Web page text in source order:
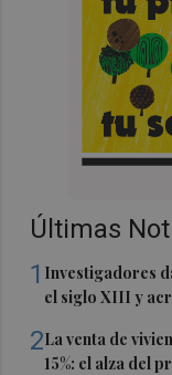
Últimas
1 Investigadores
el siglo XIII y
2La venta de
15%: el alza del